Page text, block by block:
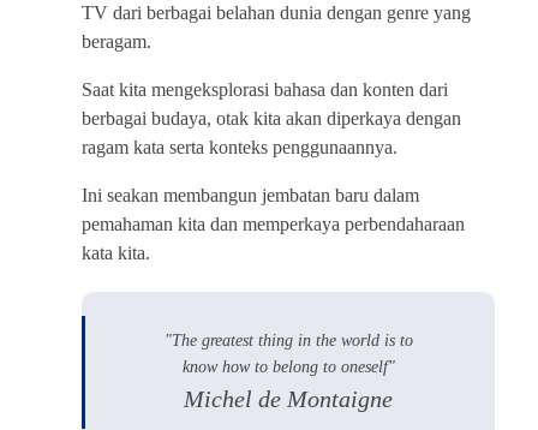
TV dari berbagai belahan dunia dengan genre yang
beragam.
Saat kita mengeksplorasi bahasa dan konten dari
berbagai budaya, otak kita akan diperkaya dengan
ragam kata serta konteks penggunaannya.
Ini seakan membangun jembatan baru dalam
pemahaman kita dan memperkaya perbendaharaan
kata kita.
"The greatest thing in the world is to
know how to belong to oneself"
Michel de Montaigne